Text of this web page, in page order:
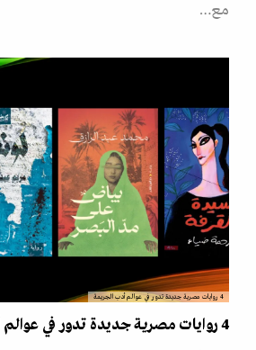
مع…
4 روايات مصرية جديدة تدور في عوالم أدب الجريمة
4 روايات مصرية جديدة تدور في عوالم أدب الجريمة